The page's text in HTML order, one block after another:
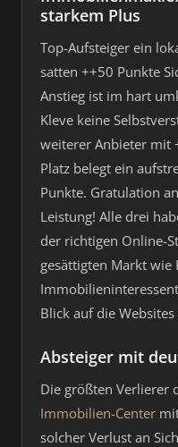
starkem Plus
Top-Aufsteiger ein
satten ++50 Punkte
Anstieg ist im hart
Kleve keine
weiterer Anbieter mit
Platz belegt ein
Punkte. Gratulation
Leistung! Alle drei
der richtigen Online-
gesättigten Markt wie
Blick auf die
Absteiger mit
Die größten Verlierer
Immobilien-Center
solcher Verlust an